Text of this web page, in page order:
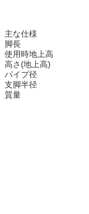
主な仕様
脚長
使用時地上高
高さ(地上高)
パイプ径
支脚半径
質量